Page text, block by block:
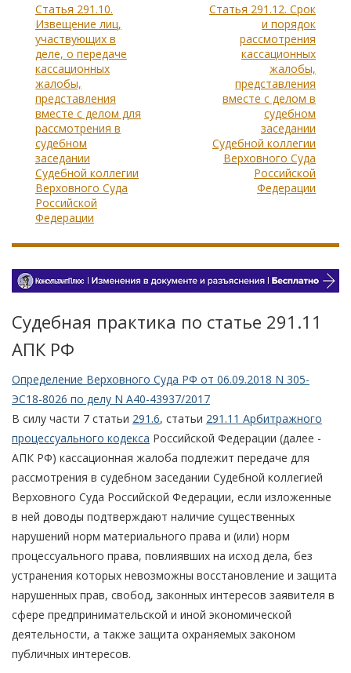
Статья 291.10.
Извещение лиц,
участвующих в
деле, о передаче
кассационных
жалобы,
представления
вместе с делом для
рассмотрения в
судебном
заседании
Судебной коллегии
Верховного Суда
Российской
Федерации
Статья 291.12. Срок
и порядок
рассмотрения
кассационных
жалобы,
представления
вместе с делом в
судебном
заседании
Судебной коллегии
Верховного Суда
Российской
Федерации
Судебная практика по статье 291.11
АПК РФ
Определение Верховного Суда РФ от 06.09.2018 N 305-
ЭС18-8026 по делу N А40-43937/2017
В силу части 7 статьи 291.6, статьи 291.11 Арбитражного
процессуального кодекса Российской Федерации (далее -
АПК РФ) кассационная жалоба подлежит передаче для
рассмотрения в судебном заседании Судебной коллегией
Верховного Суда Российской Федерации, если изложенные
в ней доводы подтверждают наличие существенных
нарушений норм материального права и (или) норм
процессуального права, повлиявших на исход дела, без
устранения которых невозможны восстановление и защита
нарушенных прав, свобод, законных интересов заявителя в
сфере предпринимательской и иной экономической
деятельности, а также защита охраняемых законом
публичных интересов.